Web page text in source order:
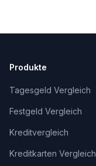
Produkte
Tagesgeld Vergleich
Festgeld Vergleich
Kreditvergleich
Kreditkarten Vergleich